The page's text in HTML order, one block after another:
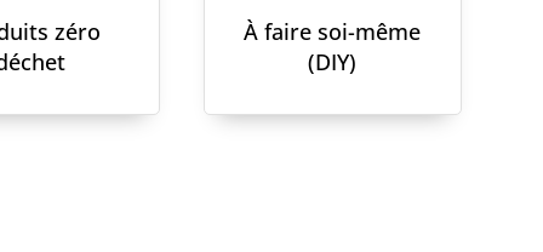
zéro
À faire soi-même
(DIY)